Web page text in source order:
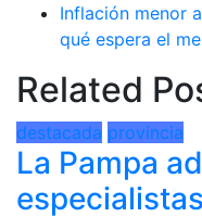
Inflación menor
qué espera el
Related
destacada provincia
La Pampa